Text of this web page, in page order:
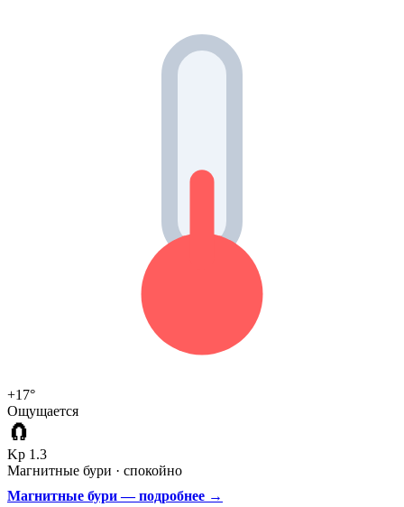
+17°
Ощущается
🧲
Kp 1.3
Магнитные бури · спокойно
Магнитные бури — подробнее →